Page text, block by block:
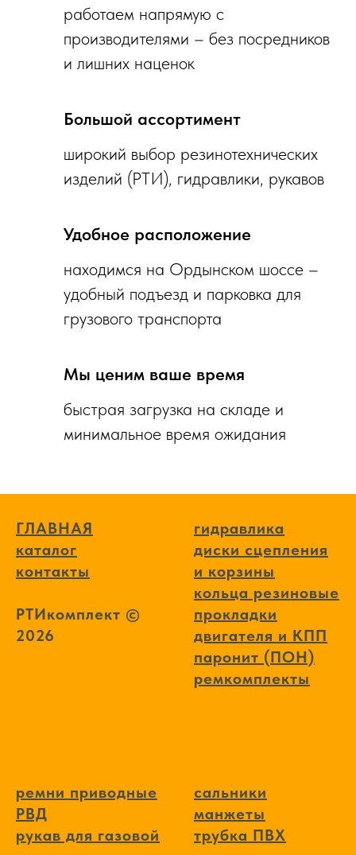
работаем напрямую с
производителями – без посредников
и лишних наценок
Большой ассортимент
широкий выбор резинотехнических
изделий (РТИ), гидравлики, рукавов
Удобное расположение
находимся на Ордынском шоссе –
удобный подъезд и парковка для
грузового транспорта
Мы ценим ваше время
быстрая загрузка на складе и
минимальное время ожидания
ГЛАВНАЯ
каталог
контакты
РТИкомплект ©
2026
гидравлика
диски сцепления
и корзины
кольца резиновые
прокладки
двигателя и КПП
паронит (ПОН)
ремкомплекты
ремни приводные
РВД
рукав для газовой
сальники
манжеты
трубка ПВХ